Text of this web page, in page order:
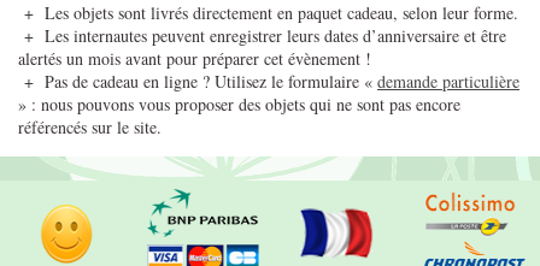
+ Les objets sont livrés directement en paquet cadeau, selon leur forme.
+ Les internautes peuvent enregistrer leurs dates d’anniversaire et être
alertés un mois avant pour préparer cet évènement !
+ Pas de cadeau en ligne ? Utilisez le formulaire « demande particulière
» : nous pouvons vous proposer des objets qui ne sont pas encore
référencés sur le site.